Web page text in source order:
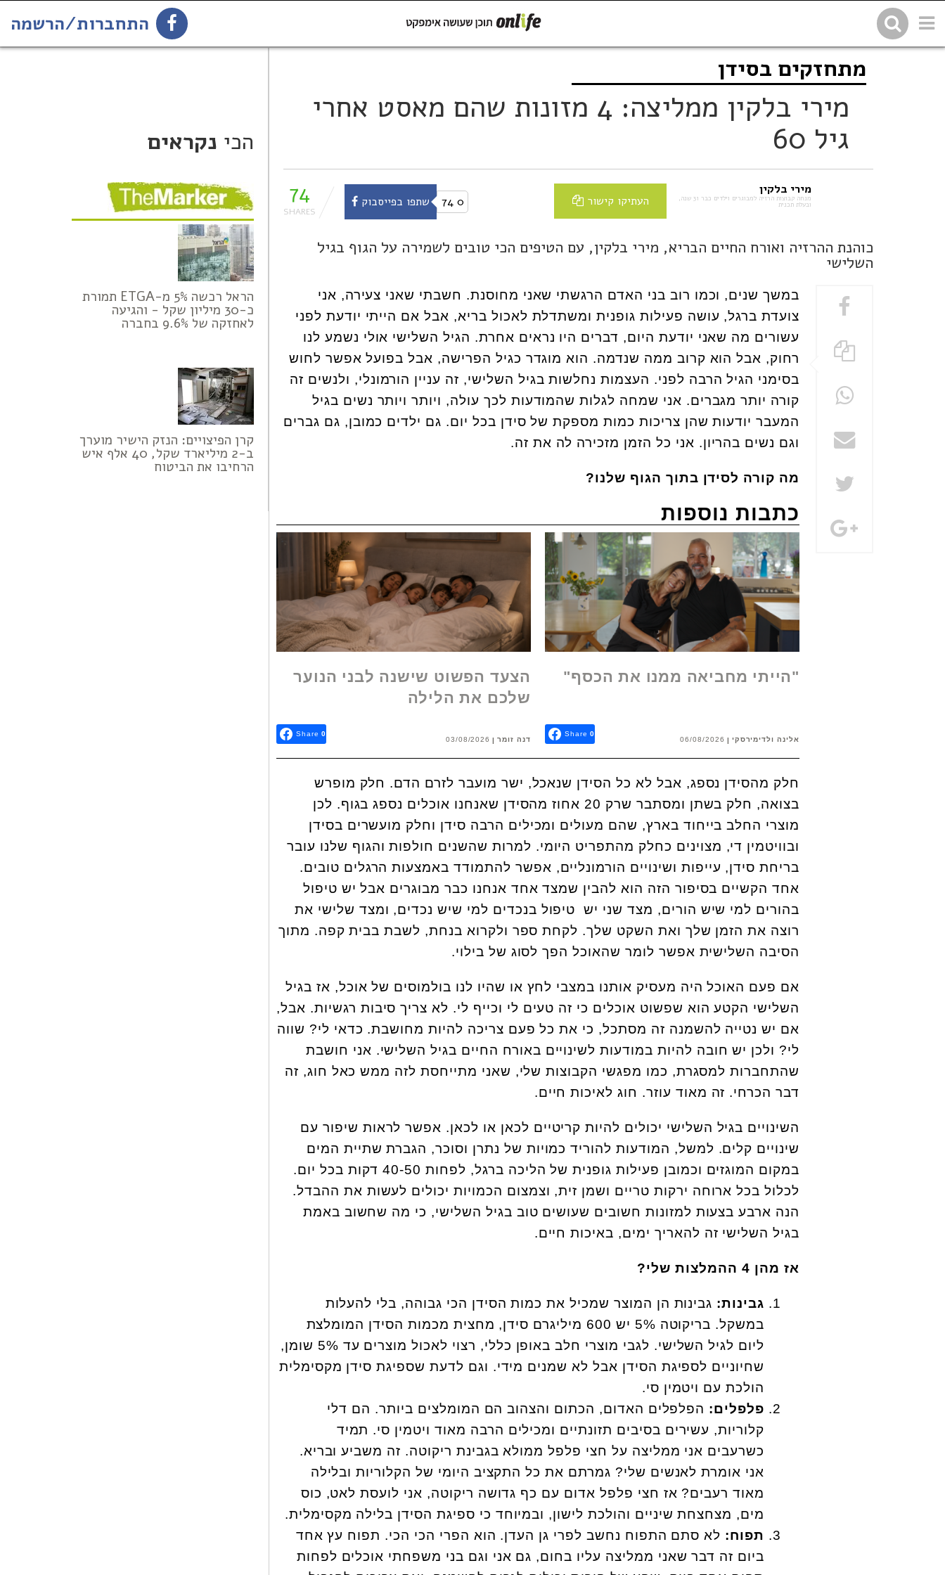
התחברות/הרשמה
שתפו בפייסבוק 74 מתחזקים בסידן
מירי בלקין ממליצה: 4 מזונות שהם מאסט אחרי
גיל 60
מירי בלקין
מנחה קבוצות הרזיה למבוגרים וילדים כבר 31 שנה,
ובעלת תכנית העתיקו קישור 0
74 שתפו בפייסבוק 74
כוהנת ההרזיה ואורח החיים הבריא, מירי בלקין, עם הטיפים הכי טובים לשמירה על הגוף בגיל
השלישי
במשך שנים, וכמו רוב בני האדם הרגשתי שאני מחוסנת. חשבתי שאני צעירה, אני
צועדת ברגל, עושה פעילות גופנית ומשתדלת לאכול בריא, אבל אם הייתי יודעת לפני
עשורים מה שאני יודעת היום, דברים היו נראים אחרת. הגיל השלישי אולי נשמע לנו
רחוק, אבל הוא קרוב ממה שנדמה. הוא מוגדר כגיל הפרישה, אבל בפועל אפשר לחוש
בסימני הגיל הרבה לפני. העצמות נחלשות בגיל השלישי, זה עניין הורמונלי, ולנשים זה
קורה יותר מגברים. אני שמחה לגלות שהמודעות לכך עולה, ויותר ויותר נשים בגיל
המעבר יודעות שהן צריכות כמות מספקת של סידן בכל יום. גם ילדים כמובן, גם גברים
וגם נשים בהריון. אני כל הזמן מזכירה לה את זה.
מה קורה לסידן בתוך הגוף שלנו?
כתבות נוספות
"הייתי מחביאה ממנו את הכסף"
אלינה ולדימירסקי 06/08/2026
Share 0
הצעד הפשוט שישנה לבני הנוער
שלכם את הלילה
דנה זומר 03/08/2026
Share 0
חלק מהסידן נספג, אבל לא כל הסידן שנאכל, ישר מועבר לזרם הדם. חלק מופרש
בצואה, חלק בשתן ומסתבר שרק 20 אחוז מהסידן שאנחנו אוכלים נספג בגוף. לכן
מוצרי החלב בייחוד בארץ, שהם מעולים ומכילים הרבה סידן וחלק מועשרים בסידן
ובוויטמין די, מצוינים כחלק מהתפריט היומי. למרות שהשנים חולפות והגוף שלנו עובר
בריחת סידן, עייפות ושינויים הורמונליים, אפשר להתמודד באמצעות הרגלים טובים.
אחד הקשיים בסיפור הזה הוא להבין שמצד אחד אנחנו כבר מבוגרים אבל יש טיפול
בהורים למי שיש הורים, מצד שני יש טיפול בנכדים למי שיש נכדים, ומצד שלישי את
רוצה את הזמן שלך ואת השקט שלך. לקחת ספר ולקרוא בנחת, לשבת בבית קפה. מתוך
הסיבה השלישית אפשר לומר שהאוכל הפך לסוג של בילוי.
אם פעם האוכל היה מעסיק אותנו במצבי לחץ או שהיו לנו בולמוסים של אוכל, אז בגיל
השלישי הקטע הוא שפשוט אוכלים כי זה טעים לי וכייף לי. לא צריך סיבות רגשיות. אבל,
אם יש נטייה להשמנה זה מסתכל, כי את כל פעם צריכה להיות מחושבת. כדאי לי? שווה
לי? ולכן יש חובה להיות במודעות לשינויים באורח החיים בגיל השלישי. אני חושבת
שהתחברות למסגרת, כמו מפגשי הקבוצות שלי, שאני מתייחסת לזה ממש כאל חוג, זה
דבר הכרחי. זה מאוד עוזר. חוג לאיכות חיים.
השינויים בגיל השלישי יכולים להיות קריטיים לכאן או לכאן. אפשר לראות שיפור עם
שינויים קלים. למשל, המודעות להוריד כמויות של נתרן וסוכר, הגברת שתיית המים
במקום המוגזים וכמובן פעילות גופנית של הליכה ברגל, לפחות 40-50 דקות בכל יום.
לכלול בכל ארוחה ירקות טריים ושמן זית, וצמצום הכמויות יכולים לעשות את ההבדל.
הנה ארבע בצעות למזונות חשובים שעושים טוב בגיל השלישי, כי מה שחשוב באמת
בגיל השלישי זה להאריך ימים, באיכות חיים.
אז מהן 4 ההמלצות שלי?
גבינות: גבינות הן המוצר שמכיל את כמות הסידן הכי גבוהה, בלי להעלות
במשקל. בריקוטה 5% יש 600 מיליגרם סידן, מחצית מכמות הסידן המומלצת
ליום לגיל השלישי. לגבי מוצרי חלב באופן כללי, רצוי לאכול מוצרים עד 5% שומן,
שחיוניים לספיגת הסידן אבל לא שמנים מידי. וגם לדעת שספיגת סידן מקסימלית
הולכת עם ויטמין סי.
פלפלים: הפלפלים האדום, הכתום והצהוב הם המומלצים ביותר. הם דלי
קלוריות, עשירים בסיבים תזונתיים ומכילים הרבה מאוד ויטמין סי. תמיד
כשרעבים אני ממליצה על חצי פלפל ממולא בגבינת ריקוטה. זה משביע ובריא.
אני אומרת לאנשים שלי? גמרתם את כל התקציב היומי של הקלוריות ובלילה
מאוד רעבים? אז חצי פלפל אדום עם כף גדושה ריקוטה, אני לועסת לאט, כוס
מים, מצחצחת שיניים והולכת לישון, ובמיוחד כי ספיגת הסידן בלילה מקסימלית.
תפוח: לא סתם התפוח נחשב לפרי גן העדן. הוא הפרי הכי הכי. תפוח עץ אחד
ביום זה דבר שאני ממליצה עליו בחום, גם אני וגם בני משפחתי אוכלים לפחות
הכי נקראים
הראל רכשה 5% מ-ETGA תמורת
כ-30 מיליון שקל - והגיעה
לאחזקה של 9.6% בחברה
קרן הפיצויים: הנזק הישיר מוערך
ב-2 מיליארד שקל, 40 אלף איש
הרחיבו את הביטוח